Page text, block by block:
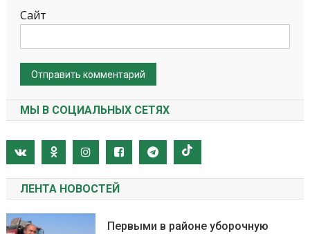
Сайт
МЫ В СОЦИАЛЬНЫХ СЕТЯХ
ЛЕНТА НОВОСТЕЙ
Первыми в районе уборочную